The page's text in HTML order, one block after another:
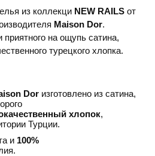
из коллекци NEW RAILS от
Maison Dor​.
приятного на ощупь сатина,
турецкого хлопка.
Dor изготовлено из сатина,
хлопок,
Турции.
и 100%